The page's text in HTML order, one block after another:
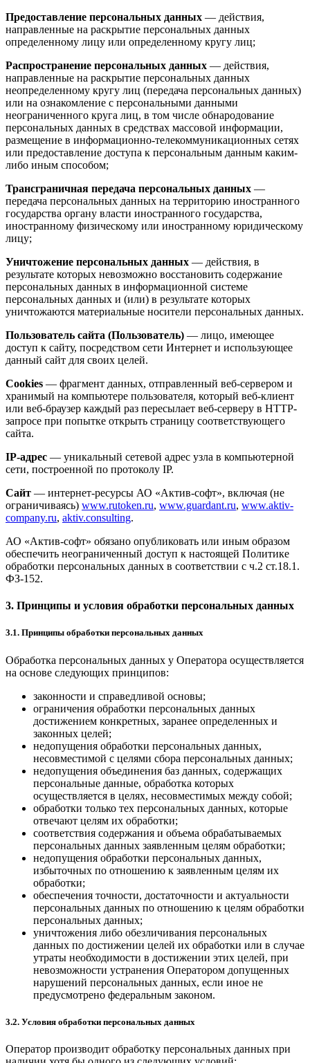
Предоставление персональных данных — действия,
направленные на раскрытие персональных данных
определенному лицу или определенному кругу лиц;
Распространение персональных данных — действия,
направленные на раскрытие персональных данных
неопределенному кругу лиц (передача персональных данных)
или на ознакомление с персональными данными
неограниченного круга лиц, в том числе обнародование
персональных данных в средствах массовой информации,
размещение в информационно-телекоммуникационных сетях
или предоставление доступа к персональным данным каким-
либо иным способом;
Трансграничная передача персональных данных —
передача персональных данных на территорию иностранного
государства органу власти иностранного государства,
иностранному физическому или иностранному юридическому
лицу;
Уничтожение персональных данных — действия, в
результате которых невозможно восстановить содержание
персональных данных в информационной системе
персональных данных и (или) в результате которых
уничтожаются материальные носители персональных данных.
Пользователь сайта (Пользователь) — лицо, имеющее
доступ к сайту, посредством сети Интернет и использующее
данный сайт для своих целей.
Cookies — фрагмент данных, отправленный веб-сервером и
хранимый на компьютере пользователя, который веб-клиент
или веб-браузер каждый раз пересылает веб-серверу в HTTP-
запросе при попытке открыть страницу соответствующего
сайта.
IP-адрес — уникальный сетевой адрес узла в компьютерной
сети, построенной по протоколу IP.
Сайт — интернет-ресурсы АО «Актив-софт», включая (не
ограничиваясь) www.rutoken.ru, www.guardant.ru, www.aktiv-
company.ru, aktiv.consulting.
АО «Актив-софт» обязано опубликовать или иным образом
обеспечить неограниченный доступ к настоящей Политике
обработки персональных данных в соответствии с ч.2 ст.18.1.
ФЗ-152.
3. Принципы и условия обработки персональных данных
3.1. Принципы обработки персональных данных
Обработка персональных данных у Оператора осуществляется
на основе следующих принципов:
законности и справедливой основы;
ограничения обработки персональных данных
достижением конкретных, заранее определенных и
законных целей;
недопущения обработки персональных данных,
несовместимой с целями сбора персональных данных;
недопущения объединения баз данных, содержащих
персональные данные, обработка которых
осуществляется в целях, несовместимых между собой;
обработки только тех персональных данных, которые
отвечают целям их обработки;
соответствия содержания и объема обрабатываемых
персональных данных заявленным целям обработки;
недопущения обработки персональных данных,
избыточных по отношению к заявленным целям их
обработки;
обеспечения точности, достаточности и актуальности
персональных данных по отношению к целям обработки
персональных данных;
уничтожения либо обезличивания персональных
данных по достижении целей их обработки или в случае
утраты необходимости в достижении этих целей, при
невозможности устранения Оператором допущенных
нарушений персональных данных, если иное не
предусмотрено федеральным законом.
3.2. Условия обработки персональных данных
Оператор производит обработку персональных данных при